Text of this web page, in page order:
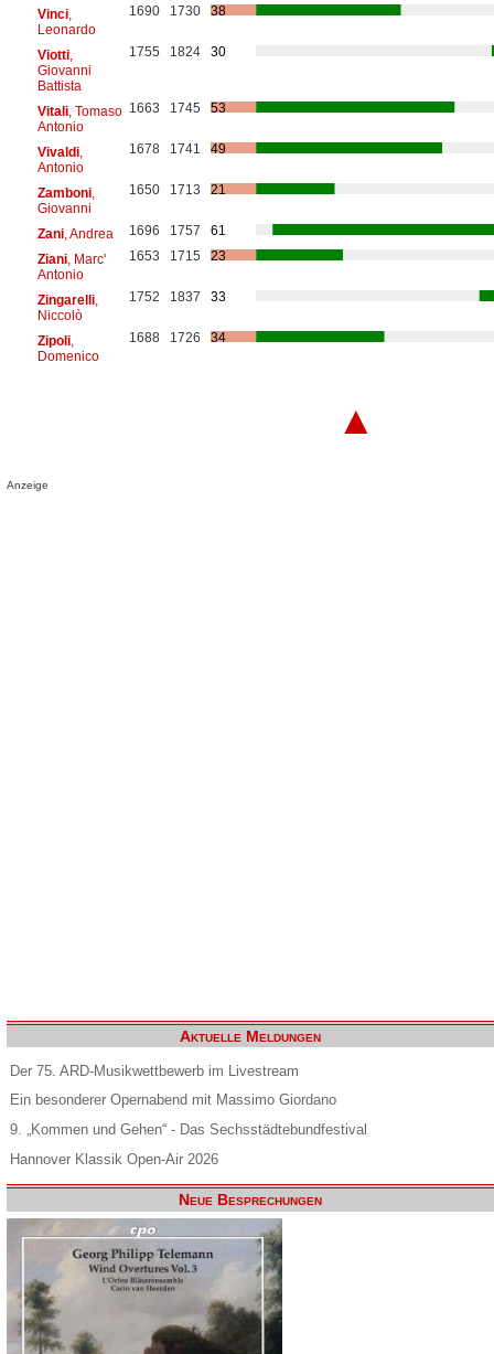
Vinci,
Leonardo
1690 1730 38
Viotti,
Giovanni
Battista
1755 1824 30
Vitali, Tomaso
Antonio
1663 1745 53
Vivaldi,
Antonio
1678 1741 49
Zamboni,
Giovanni
1650 1713 21
Zani, Andrea 1696 1757
61
Ziani, Marc'
Antonio
1653 1715 23
Zingarelli,
Niccolò
1752 1837 33
Zipoli,
Domenico
1688 1726 34
▲
Anzeige
Aktuelle Meldungen
Der 75. ARD-Musikwettbewerb im Livestream
Ein besonderer Opernabend mit Massimo Giordano
9. „Kommen und Gehen“ - Das Sechsstädtebundfestival
Hannover Klassik Open-Air 2026
Neue Besprechungen